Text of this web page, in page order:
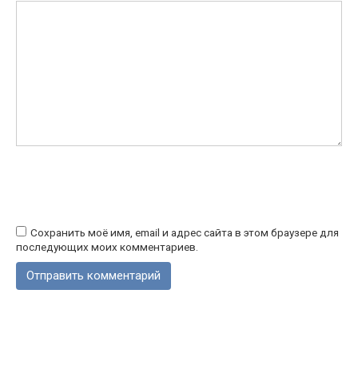
Сохранить моё имя, email и адрес сайта в этом браузере для
последующих моих комментариев.